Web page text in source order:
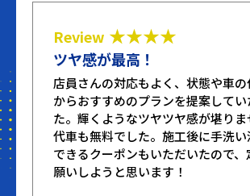
Review ★★★★
ツヤ感が最高！
店員さんの対応もよく、状態や車
からおすすめのプランを提案して
た。輝くようなツヤツヤ感が堪りま
代車も無料でした。施工後に手洗い
できるクーポンもいただいたので、
願いしようと思います！